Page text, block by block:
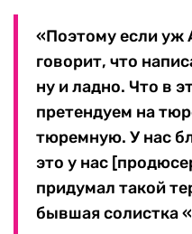
«Поэтому если уж
говорит, что
ну и ладно. Что в
претендуем на
тюремную. У нас
это у нас
придумал такой
бывшая солистка